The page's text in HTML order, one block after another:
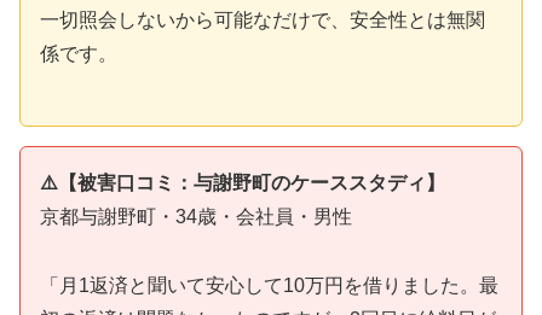
一切照会しないから可能なだけで、安全性とは無関
係です。
⚠️【被害口コミ：与謝野町のケーススタディ】
京都与謝野町・34歳・会社員・男性
「月1返済と聞いて安心して10万円を借りました。最